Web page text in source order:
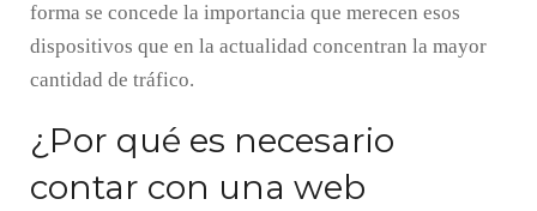
forma se concede la importancia que merecen esos
dispositivos que en la actualidad concentran la mayor
cantidad de tráfico.
¿Por qué es necesario
contar con una web